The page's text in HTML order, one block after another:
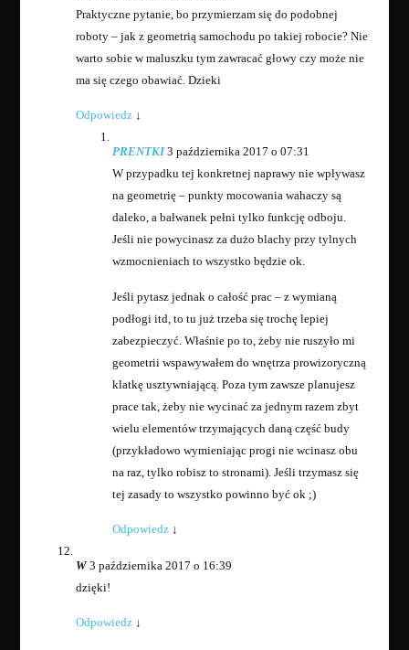
Praktyczne pytanie, bo przymierzam się do podobnej
roboty – jak z geometrią samochodu po takiej robocie? Nie
warto sobie w maluszku tym zawracać głowy czy może nie
ma się czego obawiać. Dzieki
Odpowiedz ↓
PRENTKI 3 października 2017 o 07:31
W przypadku tej konkretnej naprawy nie wpływasz
na geometrię – punkty mocowania wahaczy są
daleko, a bałwanek pełni tylko funkcję odboju.
Jeśli nie powycinasz za dużo blachy przy tylnych
wzmocnieniach to wszystko będzie ok.
Jeśli pytasz jednak o całość prac – z wymianą
podłogi itd, to tu już trzeba się trochę lepiej
zabezpieczyć. Właśnie po to, żeby nie ruszyło mi
geometrii wspawywałem do wnętrza prowizoryczną
klatkę usztywniającą. Poza tym zawsze planujesz
prace tak, żeby nie wycinać za jednym razem zbyt
wielu elementów trzymających daną część budy
(przykładowo wymieniając progi nie wcinasz obu
na raz, tylko robisz to stronami). Jeśli trzymasz się
tej zasady to wszystko powinno być ok ;)
Odpowiedz ↓
W3 października 2017 o 16:39
dzięki!
Odpowiedz ↓